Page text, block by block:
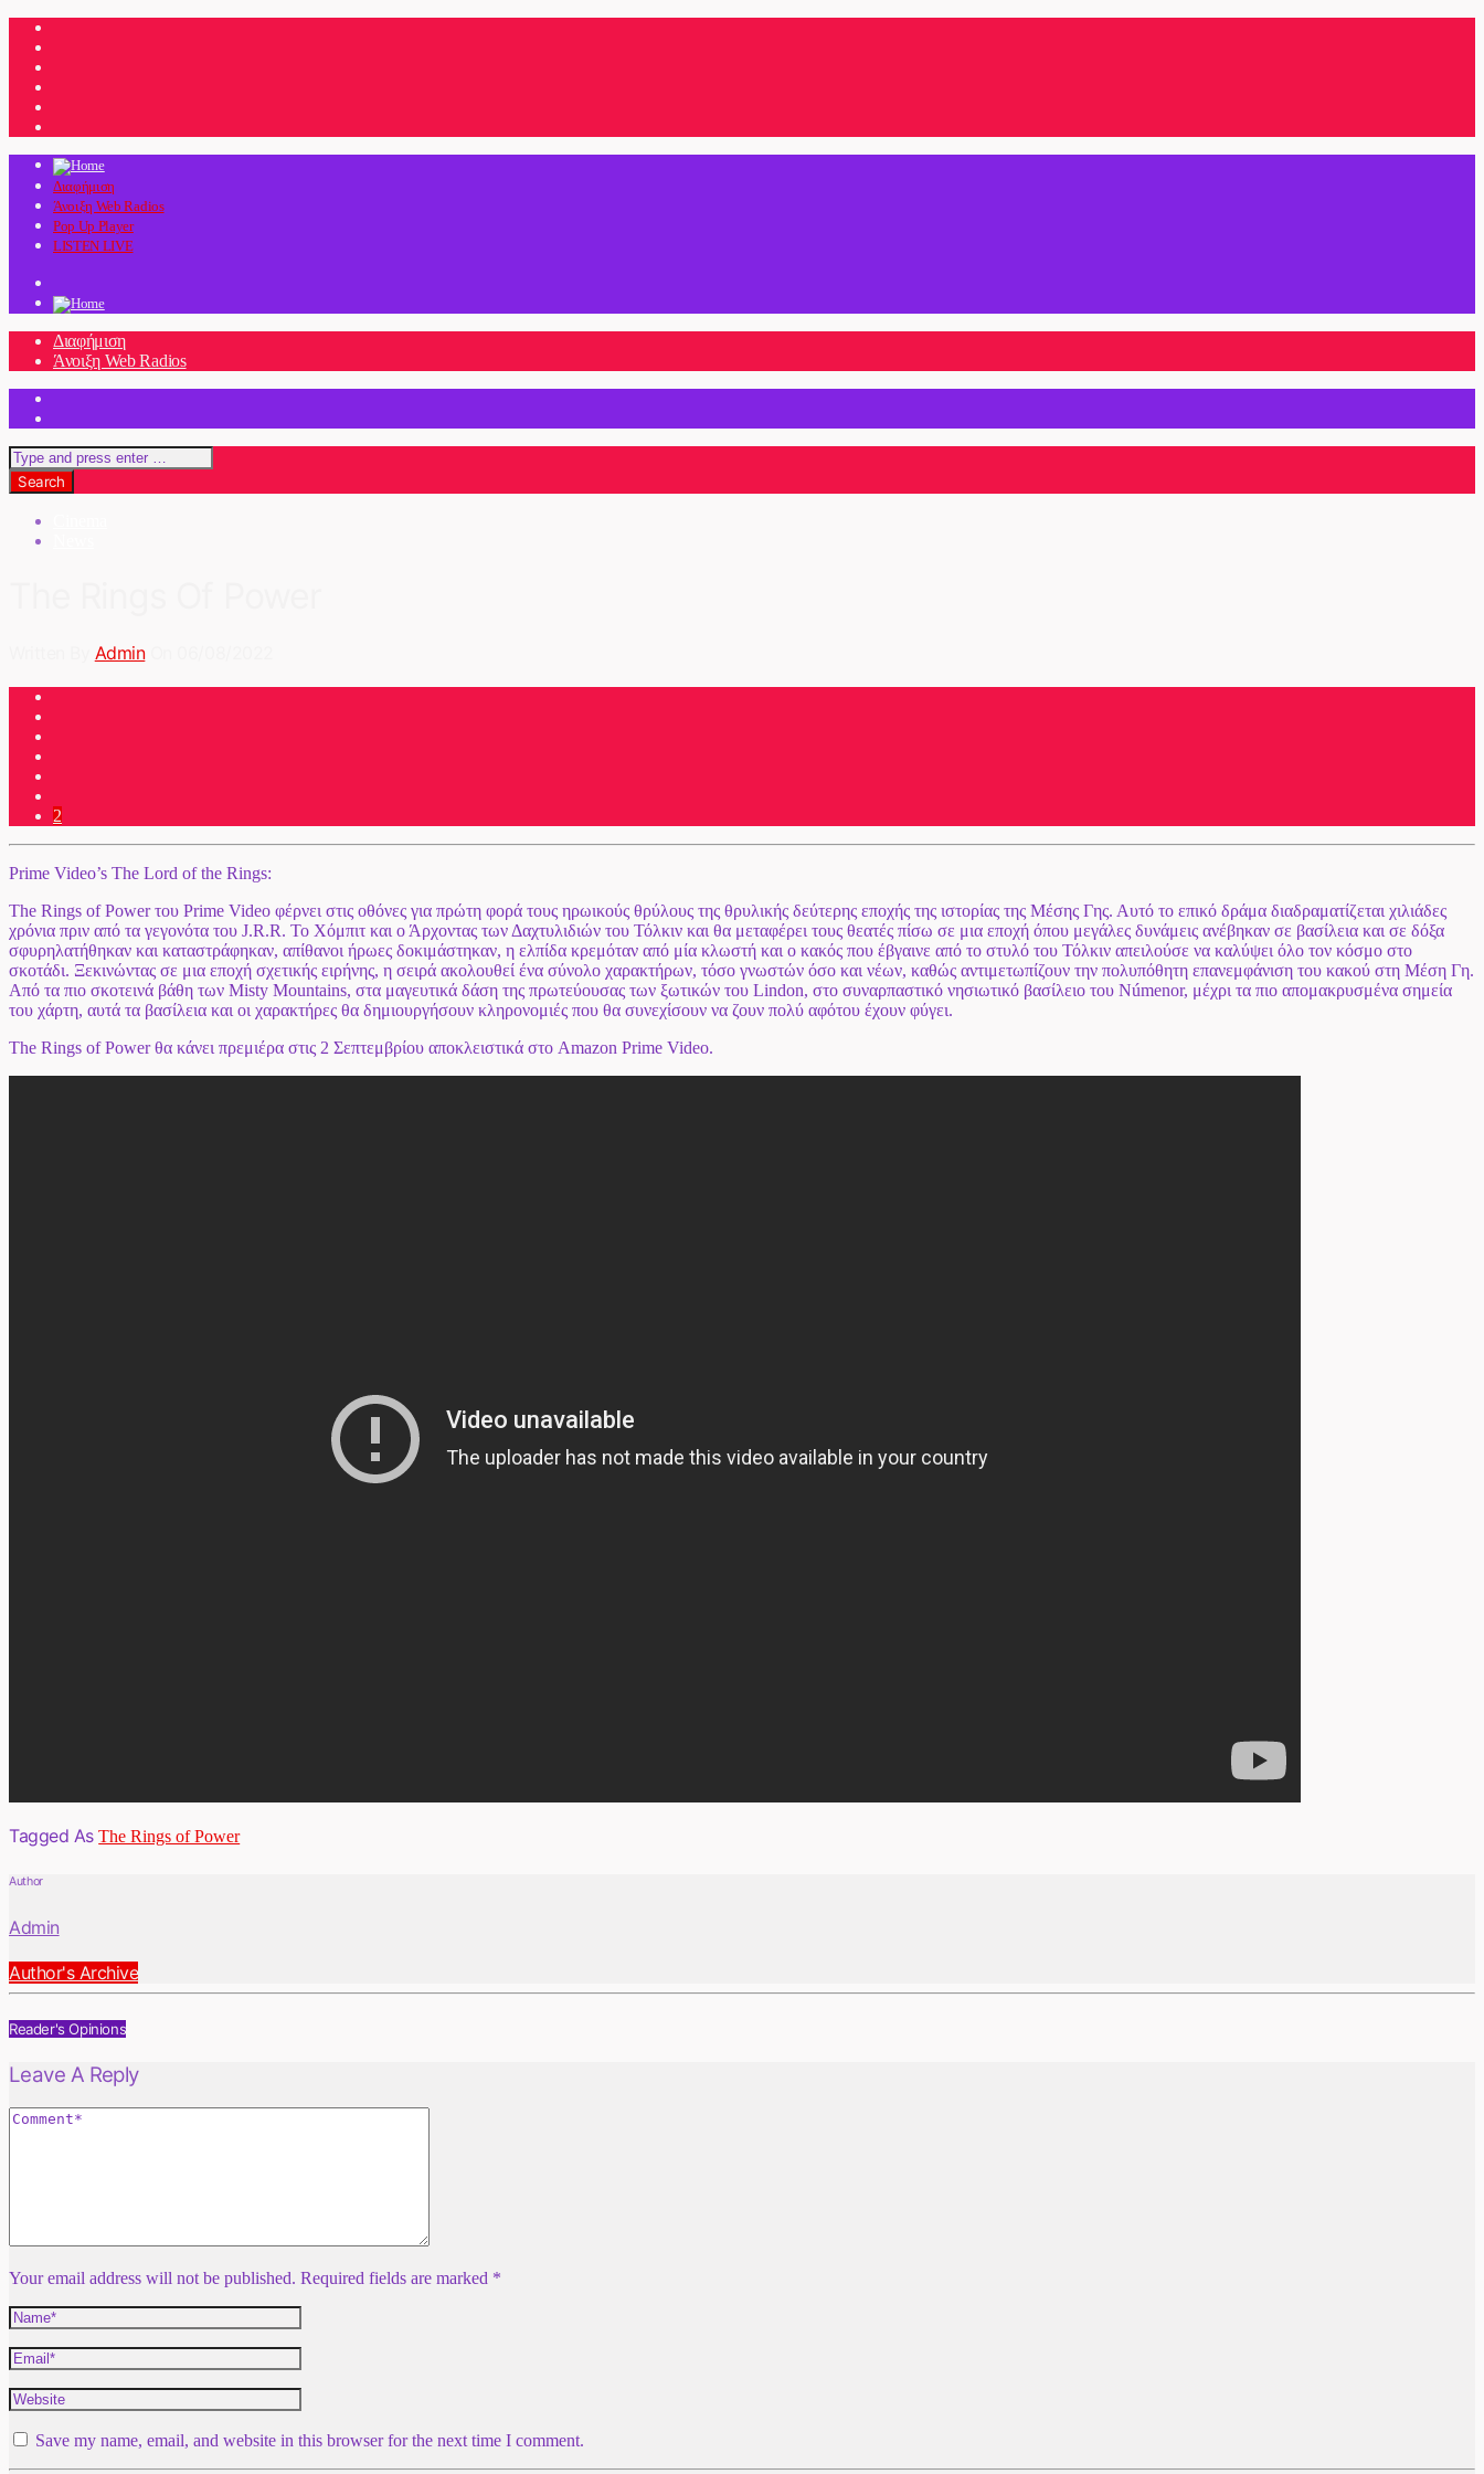
Διαφήμιση
Άνοιξη Web Radios
Pop Up Player
LISTEN LIVE
Διαφήμιση
Άνοιξη Web Radios
AdminOn 06/08/2022
2
Prime Video’s The Lord of the Rings:
The Rings of Power του Prime Video φέρνει στις οθόνες για πρώτη φορά τους ηρωικούς θρύλους της θρυλικής δεύτερης εποχής της ιστορίας της Μέσης Γης. Αυτό το επικό δράμα διαδραματίζεται χιλιάδες
χρόνια πριν από τα γεγονότα του J.R.R. Το Χόμπιτ και ο Άρχοντας των Δαχτυλιδιών του Τόλκιν και θα μεταφέρει τους θεατές πίσω σε μια εποχή όπου μεγάλες δυνάμεις ανέβηκαν σε βασίλεια και σε δόξα
σφυρηλατήθηκαν και καταστράφηκαν, απίθανοι ήρωες δοκιμάστηκαν, η ελπίδα κρεμόταν από μία κλωστή και ο κακός που έβγαινε από το στυλό του Τόλκιν απειλούσε να καλύψει όλο τον κόσμο στο
σκοτάδι. Ξεκινώντας σε μια εποχή σχετικής ειρήνης, η σειρά ακολουθεί ένα σύνολο χαρακτήρων, τόσο γνωστών όσο και νέων, καθώς αντιμετωπίζουν την πολυπόθητη επανεμφάνιση του κακού στη Μέση Γη.
Από τα πιο σκοτεινά βάθη των Misty Mountains, στα μαγευτικά δάση της πρωτεύουσας των ξωτικών του Lindon, στο συναρπαστικό νησιωτικό βασίλειο του Númenor, μέχρι τα πιο απομακρυσμένα σημεία
του χάρτη, αυτά τα βασίλεια και οι χαρακτήρες θα δημιουργήσουν κληρονομιές που θα συνεχίσουν να ζουν πολύ αφότου έχουν φύγει.
The Rings of Power θα κάνει πρεμιέρα στις 2 Σεπτεμβρίου αποκλειστικά στο Amazon Prime Video.
Tagged AsThe Rings of Power
Author
Admin
Author's Archive
Reader's Opinions
Leave A Reply
Your email address will not be published. Required fields are marked *
Save my name, email, and website in this browser for the next time I comment.